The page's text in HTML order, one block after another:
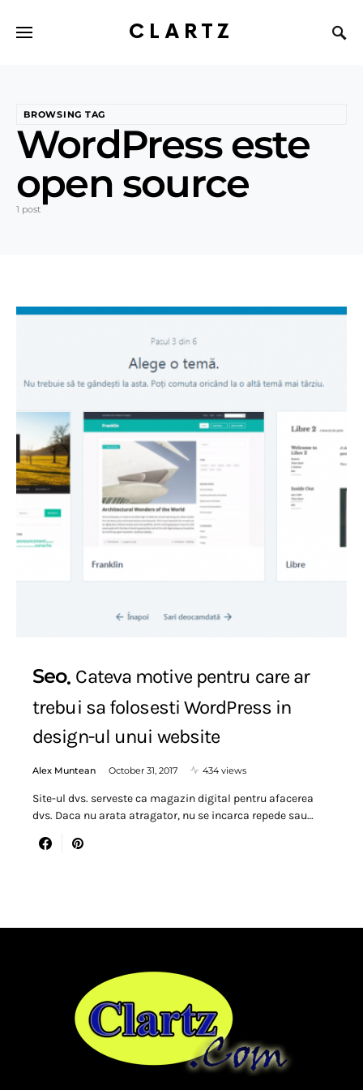
CLARTZ
BROWSING TAG
WordPress este
open source
1 post
Seo Cateva motive pentru care ar
trebui sa folosesti WordPress in
design-ul unui website
Alex Muntean October 31, 2017 434 views
Site-ul dvs. serveste ca magazin digital pentru afacerea
dvs. Daca nu arata atragator, nu se incarca repede sau…